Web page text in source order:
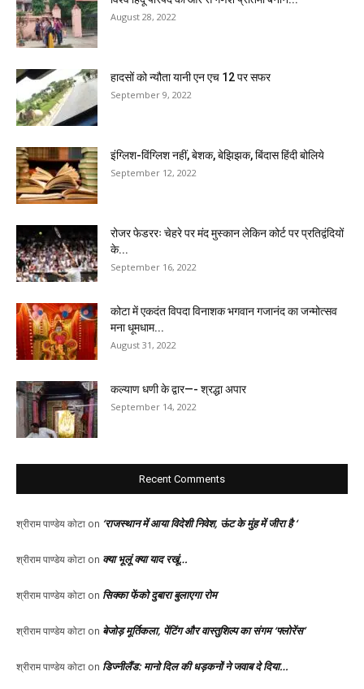
August 28, 2022
हादसों को न्यौता यानी एन एच 12 पर सफर
September 9, 2022
इंग्लिश-विंग्लिश नहीं, बेशक, बेझिझक, बिंदास हिंदी बोलिये
September 12, 2022
रोजर फेडररः चेहरे पर मंद मुस्कान लेकिन कोर्ट पर प्रतिद्वंदियों
के...
September 16, 2022
कोटा में एकदंत विपदा विनाशक भगवान गजानंद का जन्मोत्सव
मना धूमधाम...
August 31, 2022
कल्याण धणी के द्वार—- श्रद्धा अपार
September 14, 2022
Recent Comments
श्रीराम पाण्डेय कोटा on ‘राजस्थान में आया विदेशी निवेश, ऊंट के मुंह में जीरा है ‘
श्रीराम पाण्डेय कोटा on क्या भूलूं क्या याद रखूं…
श्रीराम पाण्डेय कोटा on सिक्का फेंको दुबारा बुलाएगा रोम
श्रीराम पाण्डेय कोटा on बेजोड़ मूर्तिकला, पेंटिंग और वास्तुशिल्प का संगम ‘फ्लोरेंस’
श्रीराम पाण्डेय कोटा on डिज्नीलैंड: मानो दिल की धड़कनों ने जवाब दे दिया…